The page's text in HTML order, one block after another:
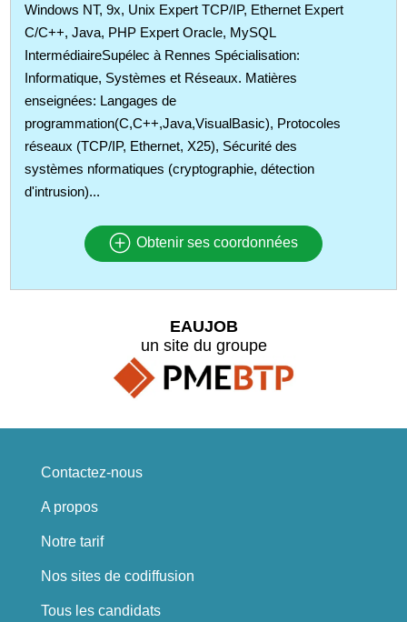
Windows NT, 9x, Unix Expert TCP/IP, Ethernet Expert
C/C++, Java, PHP Expert Oracle, MySQL
IntermédiaireSupélec à Rennes Spécialisation:
Informatique, Systèmes et Réseaux. Matières
enseignées: Langages de
programmation(C,C++,Java,VisualBasic), Protocoles
réseaux (TCP/IP, Ethernet, X25), Sécurité des
systèmes nformatiques (cryptographie, détection
d'intrusion)...
Obtenir ses coordonnées
EAUJOB
un site du groupe
Contactez-nous
A propos
Notre tarif
Nos sites de codiffusion
Tous les candidats